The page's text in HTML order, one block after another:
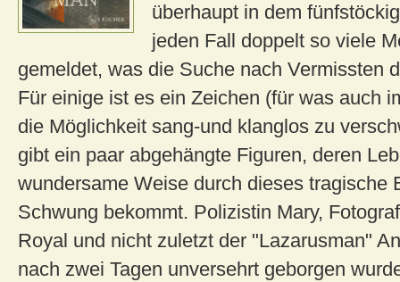
überhaupt in dem
jeden Fall doppelt so viele
gemeldet, was die Suche nach Vermissten
Für einige ist es ein Zeichen (für was auch
die Möglichkeit sang-und klanglos zu
gibt ein paar abgehängte Figuren, deren
wundersame Weise durch dieses tragische
Schwung bekommt. Polizistin Mary,
Royal und nicht zuletzt der "Lazarusman"
nach zwei Tagen unversehrt geborgen